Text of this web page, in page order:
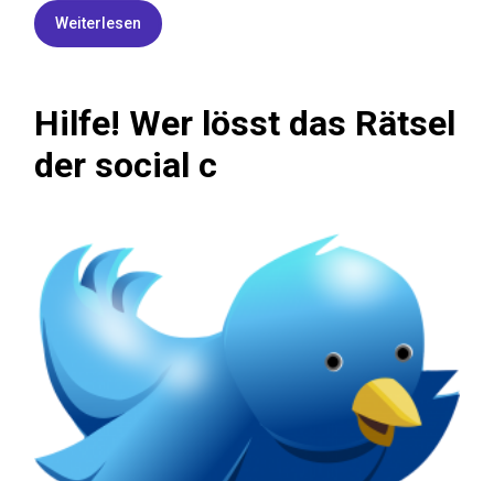
Weiterlesen
Hilfe! Wer lösst das Rätsel
der social c